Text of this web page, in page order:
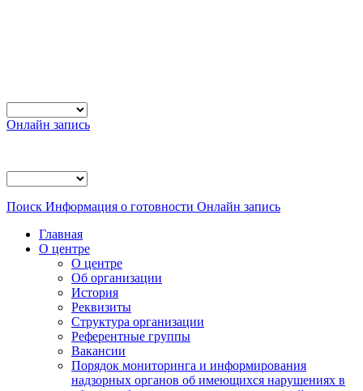
Онлайн запись
Поиск Информация о готовности Онлайн запись
Главная
О центре
О центре
Об организации
История
Реквизиты
Структура организации
Референтные группы
Вакансии
Порядок мониторинга и информирования
надзорных органов об имеющихся нарушениях в